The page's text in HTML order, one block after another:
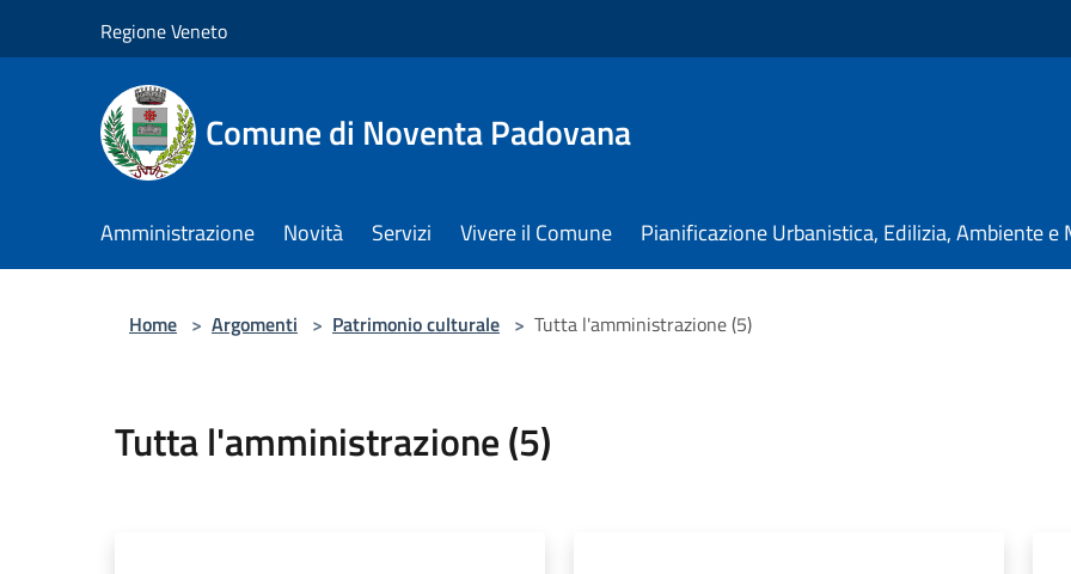
Regione Veneto
Comune di Noventa Padovana
Amministrazione Novità Servizi Vivere il Comune Pianificazione Urbanistica, Edilizia, Ambiente
Home > Argomenti > Patrimonio culturale > Tutta l'amministrazione (5)
Tutta l'amministrazione (5)